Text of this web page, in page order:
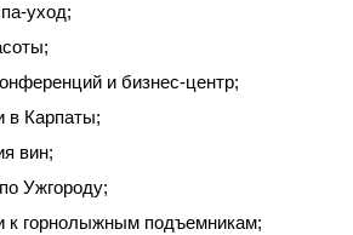
уход;
и бизнес-центр;
в Карпаты;
вин;
Ужгороду;
к горнолыжным подъемникам;